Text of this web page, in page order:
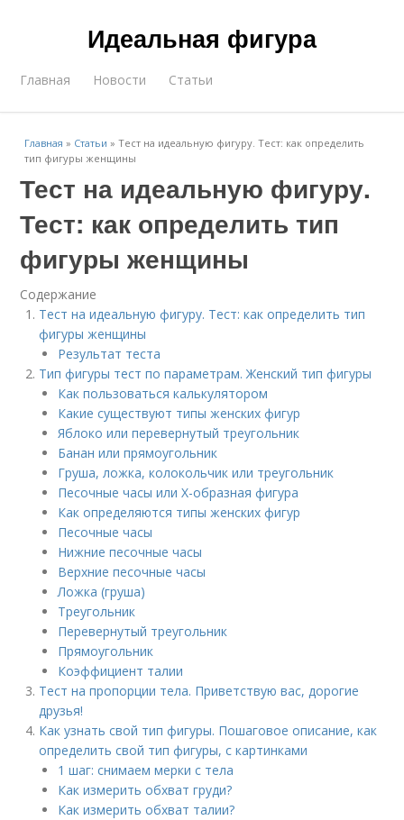
Идеальная фигура
Главная Новости Статьи
Главная » Статьи »Тест на идеальную фигуру. Тест: как определить
тип фигуры женщины
Тест на идеальную фигуру.
Тест: как определить тип
фигуры женщины
Содержание
Тест на идеальную фигуру. Тест: как определить тип
фигуры женщины
Результат теста
Тип фигуры тест по параметрам. Женский тип фигуры
Как пользоваться калькулятором
Какие существуют типы женских фигур
Яблоко или перевернутый треугольник
Банан или прямоугольник
Груша, ложка, колокольчик или треугольник
Песочные часы или Х-образная фигура
Как определяются типы женских фигур
Песочные часы
Нижние песочные часы
Верхние песочные часы
Ложка (груша)
Треугольник
Перевернутый треугольник
Прямоугольник
Коэффициент талии
Тест на пропорции тела. Приветствую вас, дорогие
друзья!
Как узнать свой тип фигуры. Пошаговое описание, как
определить свой тип фигуры, с картинками
1 шаг: снимаем мерки с тела
Как измерить обхват груди?
Как измерить обхват талии?